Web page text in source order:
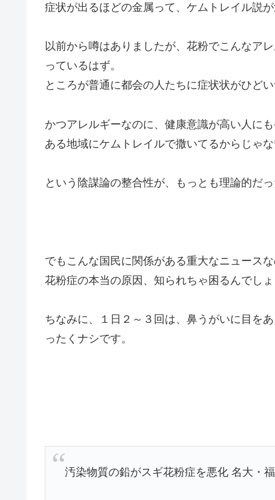
症状が出るほどの金属って、ケムトレイル説が
以前から噂はありましたが、花粉でこんなア
っているはず。
ところが普通に都会の人たちに症状状がひどい
かつアレルギーなのに、健康意識が高い人にも
ある地域にケムトレイルで撒いてるからじゃな
という陰謀論の整合性が、もっとも理論的だっ
でもこんな国民に関係がある重大なニュース
花粉症の本当の原因、知られちゃ困るんでしょ
ちなみに、１日２～３回は、鼻うがいに目を
ったくナシです。
汚染物質の鉛がスギ花粉症を悪化 名大・